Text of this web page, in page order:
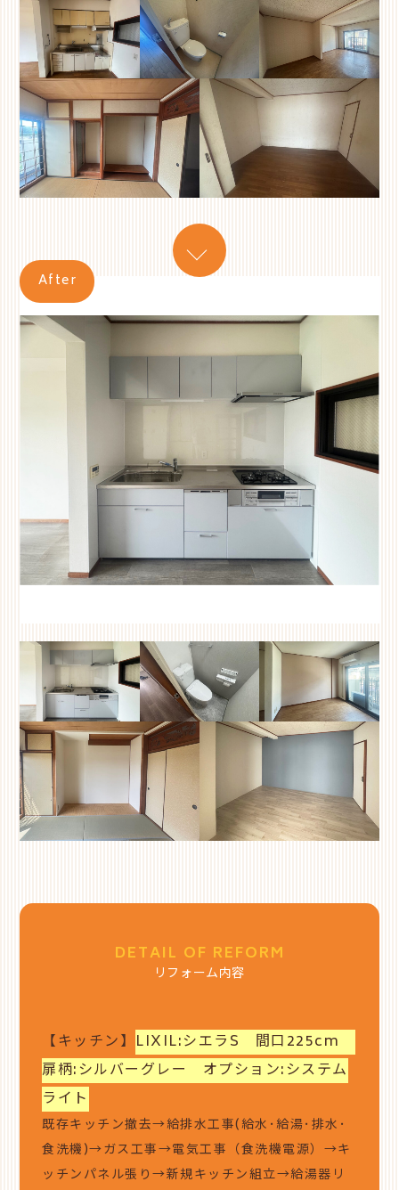
After
DETAIL OF REFORM
リフォーム内容
【キッチン】 LIXIL:シエラS 間口225cm
扉柄:シルバーグレー オプション:システム
ライト
既存キッチン撤去→給排水工事(給水･給湯･排水･
食洗機)→ガス工事→電気工事（食洗機電源）→キ
ッチンパネル張り→新規キッチン組立→給湯器リ